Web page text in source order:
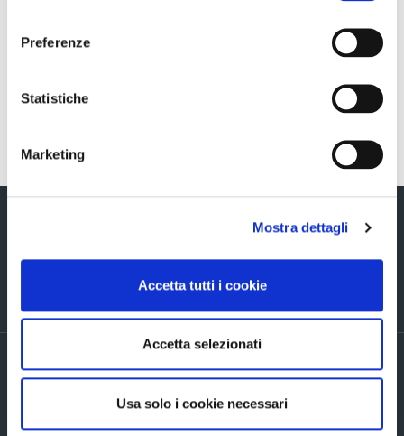
Preferenze
Statistiche
Marketing
Mostra dettagli
Accetta tutti i cookie
Accetta selezionati
Usa solo i cookie necessari
Via Verizzo, 1030 - 31053 Pieve di Soligo (TV) tel +39 0438 980098 fax +39
0438 82096 C.F. - P.I. - R.I. 03916270261
Accordi di contitolarità
Cookie Policy